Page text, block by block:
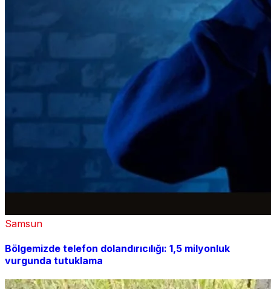
Samsun
Bölgemizde telefon dolandırıcılığı: 1,5 milyonluk
vurgunda tutuklama